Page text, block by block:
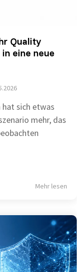
Quality
eine neue
hat sich etwas
mehr, das
Mehr lesen